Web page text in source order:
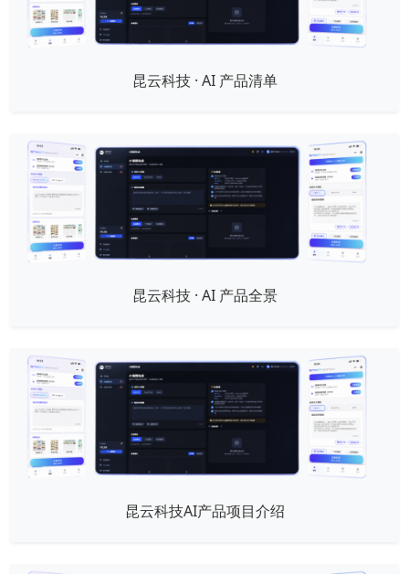
昆云科技 · AI 产品清单
昆云科技 · AI 产品全景
昆云科技AI产品项目介绍